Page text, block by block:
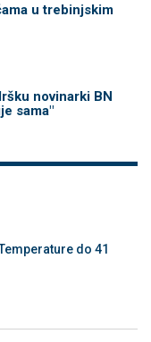
u trebinjskim
novinarki BN
sama"
do 41